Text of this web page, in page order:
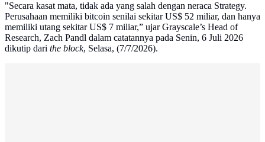
"Secara kasat mata, tidak ada yang salah dengan neraca Strategy.
Perusahaan memiliki bitcoin senilai sekitar US$ 52 miliar, dan hanya
memiliki utang sekitar US$ 7 miliar,” ujar Grayscale’s Head of
Research, Zach Pandl dalam catatannya pada Senin, 6 Juli 2026
dikutip dari the block, Selasa, (7/7/2026).